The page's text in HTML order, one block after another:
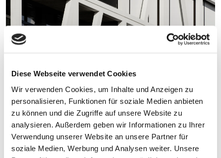
Diese Webseite verwendet Cookies
Wir verwenden Cookies, um Inhalte und Anzeigen zu
personalisieren, Funktionen für soziale Medien anbieten
zu können und die Zugriffe auf unsere Website zu
analysieren. Außerdem geben wir Informationen zu Ihrer
Verwendung unserer Website an unsere Partner für
soziale Medien, Werbung und Analysen weiter. Unsere